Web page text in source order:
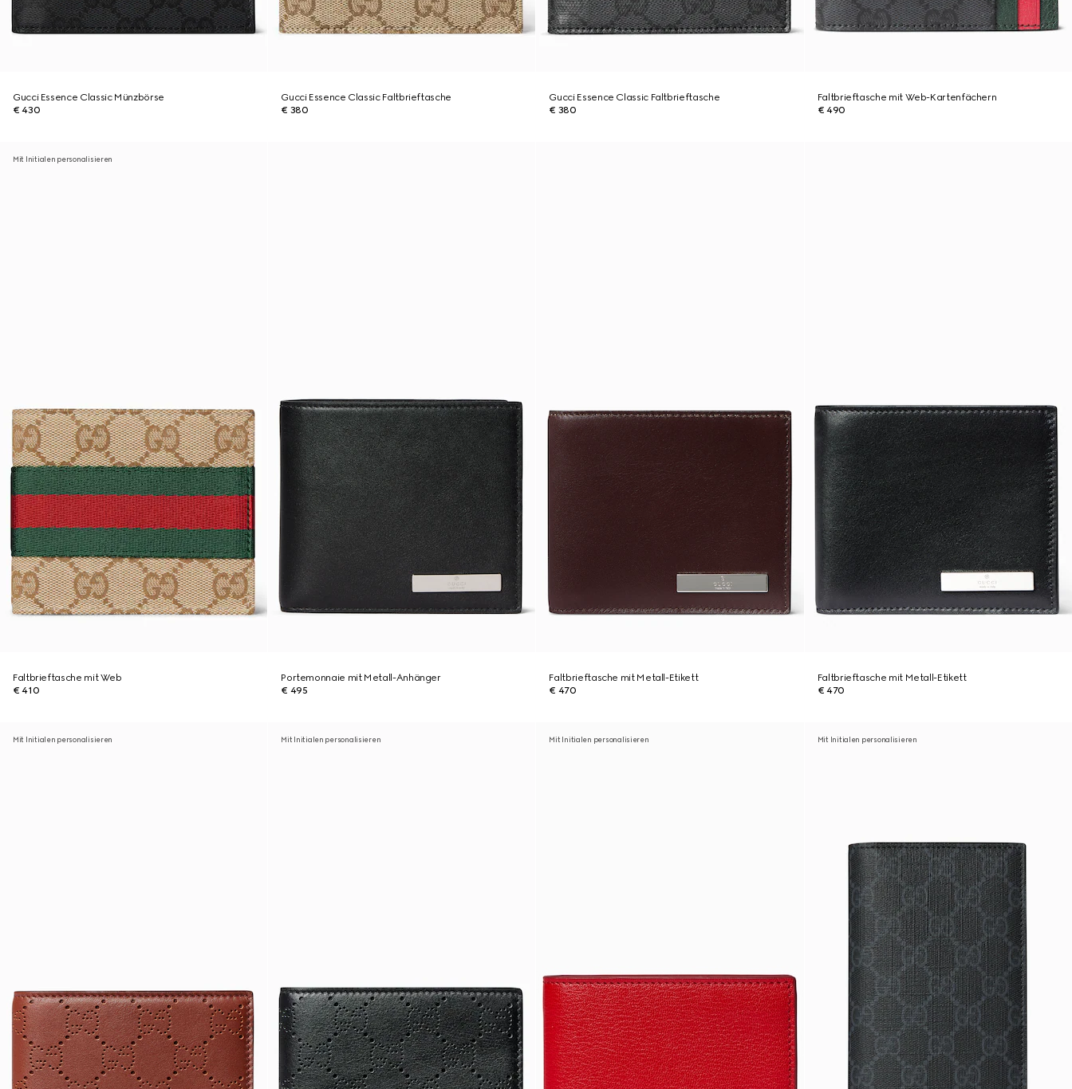
Gucci Essence Classic Münzbörse
€ 430
Gucci Essence Classic Faltbrieftasche
€ 380
Gucci Essence Classic Faltbrieftasche
€ 380
Faltbrieftasche mit Web-Kartenfächern
€ 490
Mit Initialen personalisieren
Faltbrieftasche mit Web
€ 410
Portemonnaie mit Metall-Anhänger
€ 495
Faltbrieftasche mit Metall-Etikett
€ 470
Faltbrieftasche mit Metall-Etikett
€ 470
Mit Initialen personalisieren Mit Initialen personalisieren Mit Initialen personalisieren Mit Initialen personalisieren